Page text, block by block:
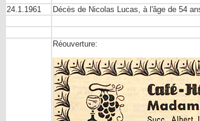
24.1.1961 Décès de Nicolas Lucas, à l'âge de 54
Réouverture: